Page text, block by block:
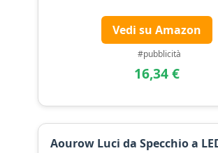
Vedi su Amazon
#pubblicità
16,34 €
Aourow Luci da Specchio a